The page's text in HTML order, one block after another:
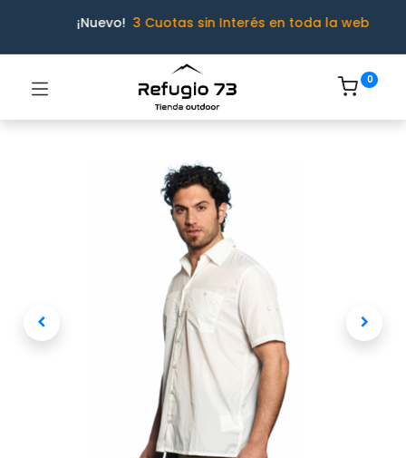
¡Nuevo! 3 Cuotas sin Interés en toda la web
0